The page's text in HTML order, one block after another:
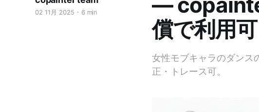
償で利用可
女性モブキャラのダンス
正・トレース可。
02 11月 2025 6 min